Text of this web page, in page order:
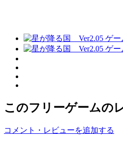
このフリーゲームの
コメント・レビューを追加する